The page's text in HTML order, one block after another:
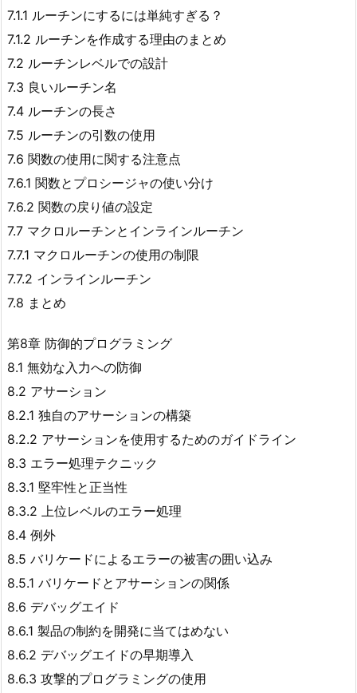
7.1.1 ルーチンにするには単純すぎる？
7.1.2 ルーチンを作成する理由のまとめ
7.2 ルーチンレベルでの設計
7.3 良いルーチン名
7.4 ルーチンの長さ
7.5 ルーチンの引数の使用
7.6 関数の使用に関する注意点
7.6.1 関数とプロシージャの使い分け
7.6.2 関数の戻り値の設定
7.7 マクロルーチンとインラインルーチン
7.7.1 マクロルーチンの使用の制限
7.7.2 インラインルーチン
7.8 まとめ
第8章 防御的プログラミング
8.1 無効な入力への防御
8.2 アサーション
8.2.1 独自のアサーションの構築
8.2.2 アサーションを使用するためのガイドライン
8.3 エラー処理テクニック
8.3.1 堅牢性と正当性
8.3.2 上位レベルのエラー処理
8.4 例外
8.5 バリケードによるエラーの被害の囲い込み
8.5.1 バリケードとアサーションの関係
8.6 デバッグエイド
8.6.1 製品の制約を開発に当てはめない
8.6.2 デバッグエイドの早期導入
8.6.3 攻撃的プログラミングの使用